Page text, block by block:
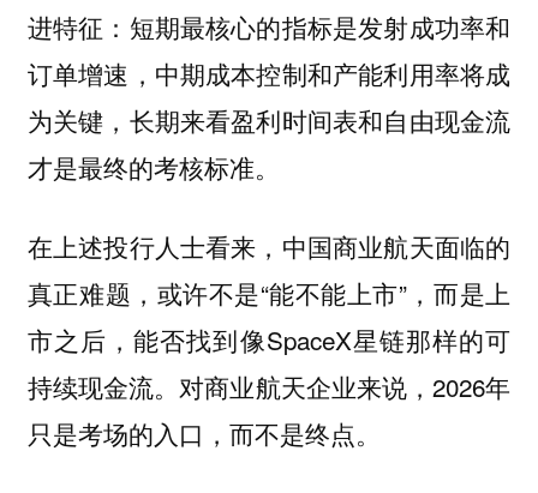
进特征：短期最核心的指标是发射成功率和
订单增速，中期成本控制和产能利用率将成
为关键，长期来看盈利时间表和自由现金流
才是最终的考核标准。
在上述投行人士看来，中国商业航天面临的
真正难题，或许不是“能不能上市”，而是上
市之后，能否找到像SpaceX星链那样的可
持续现金流。对商业航天企业来说，2026年
只是考场的入口，而不是终点。